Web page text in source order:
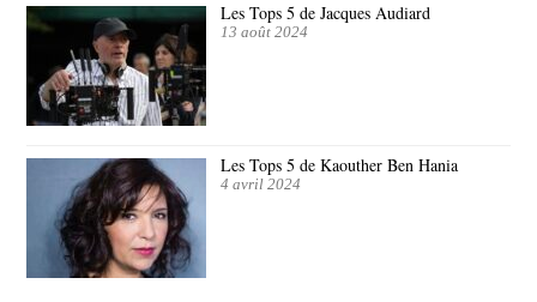
Les Tops 5 de Jacques Audiard
13 août 2024
Les Tops 5 de Kaouther Ben Hania
4 avril 2024